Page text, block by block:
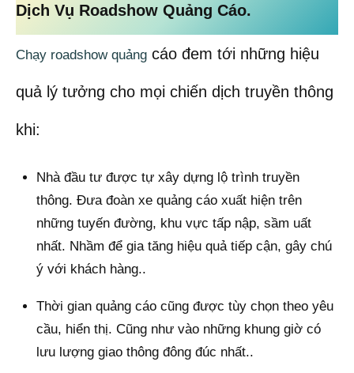
Dịch Vụ Roadshow Quảng Cáo.
Chạy roadshow quảng cáo đem tới những hiệu
quả lý tưởng cho mọi chiến dịch truyền thông
khi:
Nhà đầu tư được tự xây dựng lộ trình truyền
thông. Đưa đoàn xe quảng cáo xuất hiện trên
những tuyến đường, khu vực tấp nập, sầm uất
nhất. Nhầm để gia tăng hiệu quả tiếp cận, gây chú
ý với khách hàng..
Thời gian quảng cáo cũng được tùy chọn theo yêu
cầu, hiển thị. Cũng như vào những khung giờ có
lưu lượng giao thông đông đúc nhất..